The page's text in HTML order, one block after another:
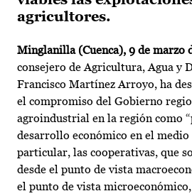
agricultores.
Minglanilla (Cuenca), 9 de marzo
consejero de Agricultura, Agua y
Francisco Martínez Arroyo, ha
el compromiso del Gobierno
agroindustrial en la región como
desarrollo económico en el
particular, las cooperativas, que
desde el punto de vista
el punto de vista